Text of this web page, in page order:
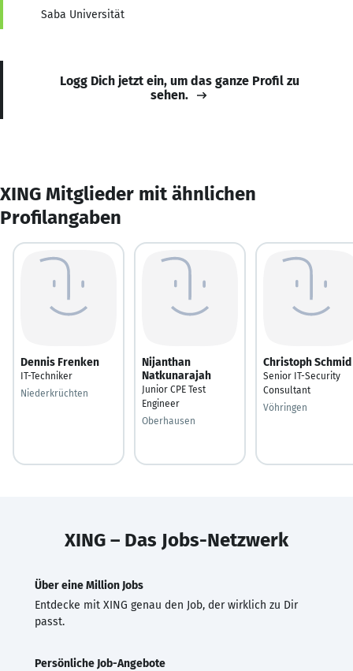
Saba Universität
Logg Dich jetzt ein, um das ganze Profil zu
sehen.
XING Mitglieder mit ähnlichen
Profilangaben
Dennis Frenken
IT-Techniker
Niederkrüchten
Nijanthan
Natkunarajah
Junior CPE Test
Engineer
Oberhausen
Christoph Schmid
Senior IT-Security
Consultant
Vöhringen
XING – Das Jobs-Netzwerk
Über eine Million Jobs
Entdecke mit XING genau den Job, der wirklich zu Dir
passt.
Persönliche Job-Angebote